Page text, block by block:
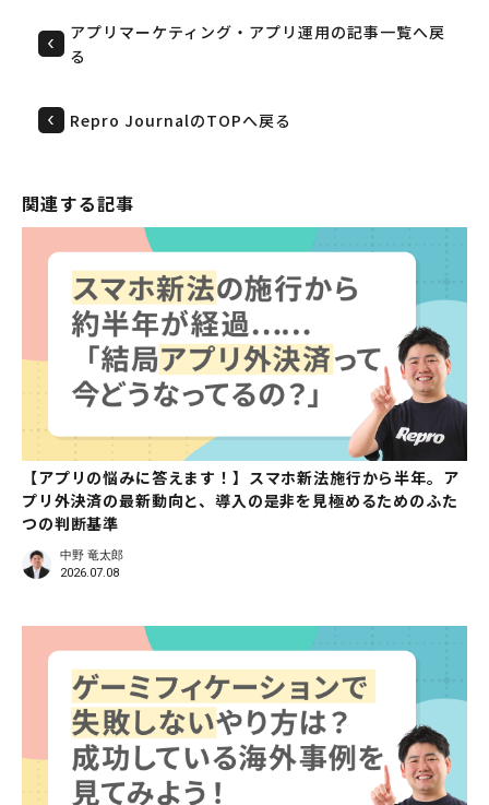
アプリマーケティング・アプリ運用の記事一覧へ戻
る
Repro JournalのTOPへ戻る
関連する記事
【アプリの悩みに答えます！】スマホ新法施行から半年。ア
プリ外決済の最新動向と、導入の是非を見極めるためのふた
つの判断基準
中野 竜太郎
2026.07.08